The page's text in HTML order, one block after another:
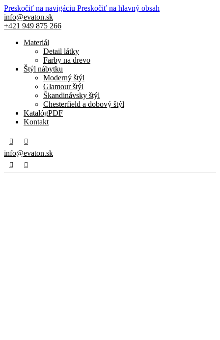
Preskočiť na navigáciu Preskočiť na hlavný obsah
info@evaton.sk
+421 949 875 266
Materiál
Detail látky
Farby na drevo
Štýl nábytku
Moderný štýl
Glamour štýl
Škandinávsky štýl
Chesterfield a dobový štýl
KatalógPDF
Kontakt
info@evaton.sk